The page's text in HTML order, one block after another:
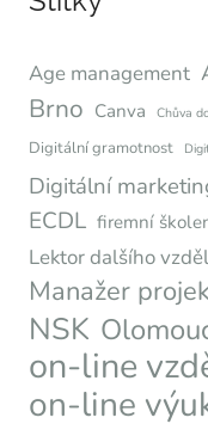
Age management
Brno Canva Chůva
Digitální gramotnost
Digitální
ECDL firemní
Lektor dalšího
Manažer
NSK
on-line
on-line